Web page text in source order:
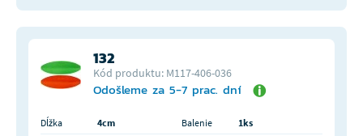
132
Kód produktu: M117-406-036
Odošleme za 5-7 prac. dní
Dĺžka 4cm Balenie
1ks